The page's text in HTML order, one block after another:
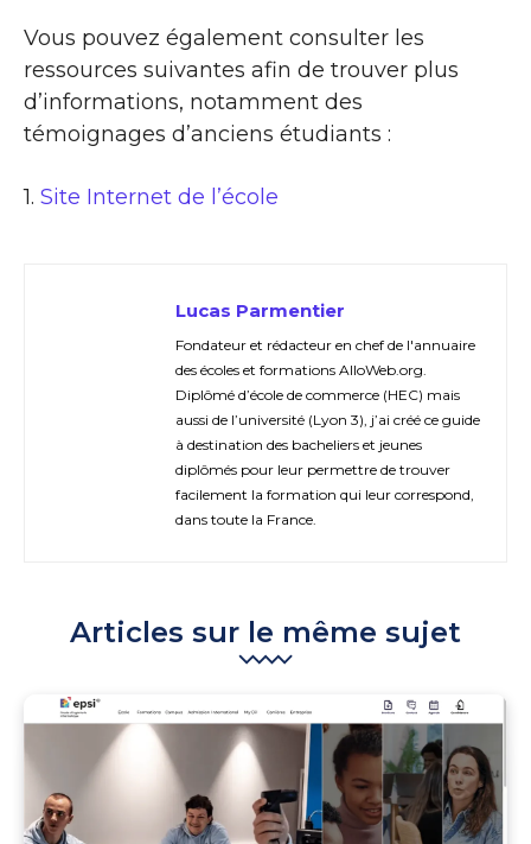
Vous pouvez également consulter les
ressources suivantes afin de trouver plus
d’informations, notamment des
témoignages d’anciens étudiants :
1. Site Internet de l’école
Lucas Parmentier
Fondateur et rédacteur en chef de l'annuaire
des écoles et formations AlloWeb.org.
Diplômé d’école de commerce (HEC) mais
aussi de l’université (Lyon 3), j’ai créé ce guide
à destination des bacheliers et jeunes
diplômés pour leur permettre de trouver
facilement la formation qui leur correspond,
dans toute la France.
Articles sur le même sujet